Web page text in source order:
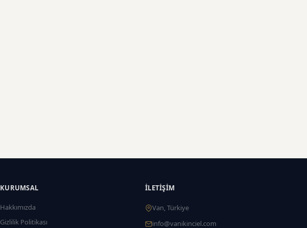
KURUMSAL
Hakkımızda
Gizlilik Politikası
İLETIŞIM
Van, Türkiye
info@vanikinciel.com